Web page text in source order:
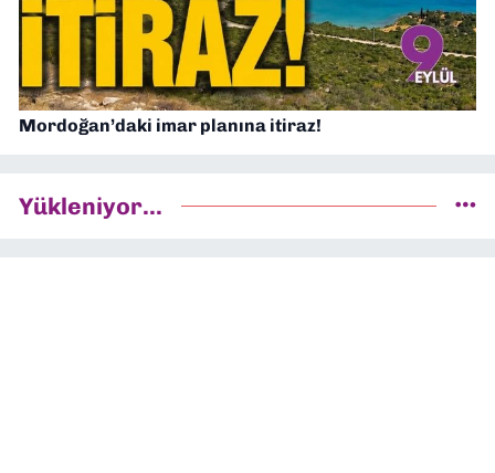
Mordoğan’daki imar planına itiraz!
Yükleniyor...